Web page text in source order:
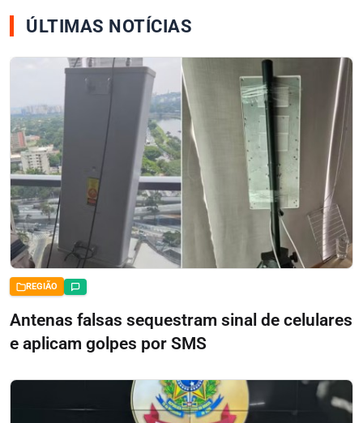
ÚLTIMAS NOTÍCIAS
REGIÃO
Antenas falsas sequestram sinal de celulares
e aplicam golpes por SMS